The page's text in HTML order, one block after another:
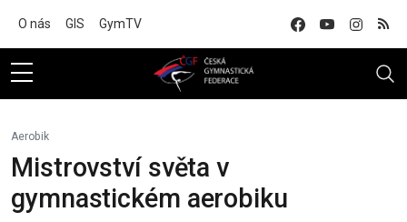
O nás GIS GymTV
Aerobik
Mistrovství světa v
gymnastickém aerobiku